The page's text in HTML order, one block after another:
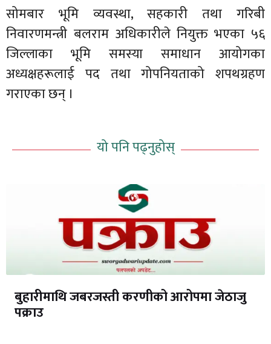
सोमबार भूमि व्यवस्था, सहकारी तथा गरिबी
निवारणमन्त्री बलराम अधिकारीले नियुक्त भएका ५६
जिल्लाका भूमि समस्या समाधान आयोगका
अध्यक्षहरूलाई पद तथा गोपनियताको शपथग्रहण
गराएका छन् ।
यो पनि पढ्नुहोस्
बुहारीमाथि जबरजस्ती करणीको आरोपमा जेठाजु
पक्राउ